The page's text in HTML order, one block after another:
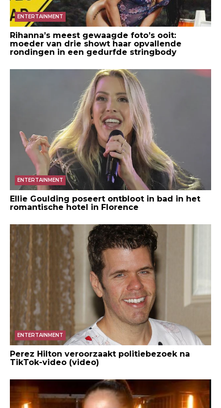
ENTERTAINMENT
Rihanna’s meest gewaagde foto’s ooit:
moeder van drie showt haar opvallende
rondingen in een gedurfde stringbody
ENTERTAINMENT
Ellie Goulding poseert ontbloot in bad in het
romantische hotel in Florence
ENTERTAINMENT
Perez Hilton veroorzaakt politiebezoek na
TikTok-video (video)